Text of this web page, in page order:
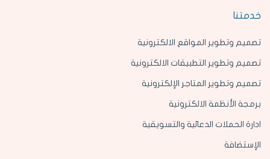
خدمتنا
تصميم وتطوير المواقع الالكترونية
تصميم وتطوير التطبيقات الالكترونية
تصميم وتطوير المتاجر الإلكترونية
برمجة الأنظمة الالكترونية
ادارة الحملات الدعائية والتسويقية
الإستضافة